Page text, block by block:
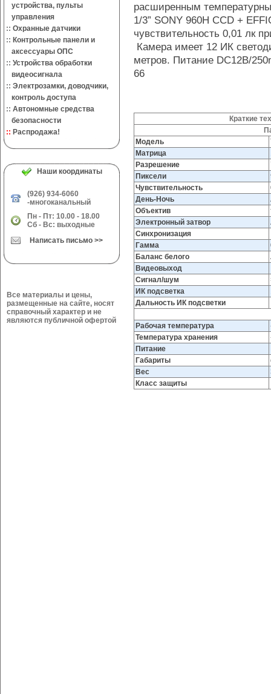
устройства, пульты
управления
:: Охранные датчики
:: Контрольные панели и
аксессуары ОПС
:: Устройства обработки
видеосигнала
:: Электрозамки, доводчики,
контроль доступа
:: Автономные средства
безопасности
:: Распродажа!
Наши координаты
(926) 934-6060
-многоканальный
Пн - Пт: 10.00 - 18.00
Сб - Вс: выходные
Написать письмо >>
Все материалы и цены,
размещенные на сайте, носят
справочный характер и не
являются публичной офертой
расширенным
1/3” SONY 960H CCD +
чувствительность 0,01 лк
Камера имеет 12 ИК
метров. Питание DC12В/
66
Краткие
Модель
Матрица
Разрешение
Пиксели
Чувствительность
День-Ночь
Объектив
Электронный затвор
Синхронизация
Гамма
Баланс белого
Видеовыход
Сигнал/шум
ИК подсветка
Дальность ИК подсветки
Рабочая температура
Температура хранения
Питание
Габариты
Вес
Класс защиты